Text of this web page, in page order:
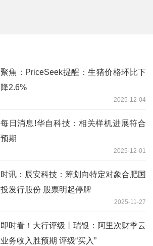
聚焦：PriceSeek提醒：生猪价格环比下
降2.6%
2025-12-04
每日消息!华自科技：相关样机进展符合
预期
2025-12-01
时讯：辰安科技：筹划向特定对象合肥国
投发行股份 股票明起停牌
2025-11-27
即时看！大行评级丨瑞银：阿里次财季云
业务收入胜预期 评级“买入”